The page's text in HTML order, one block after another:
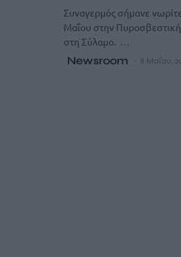
Συναγερμός σήμανε
Μαΐου στην
στη Σύλαμο. …
Newsroom 8 Μαΐου,